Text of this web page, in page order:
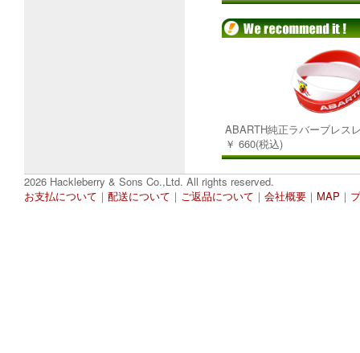
ABARTH純正ラバーブレス
￥ 660(税込)
2026 Hackleberry & Sons Co.,Ltd. All rights reserved.
お支払について ｜ 配送について ｜ ご返品について ｜ 会社概要 ｜ MAP ｜